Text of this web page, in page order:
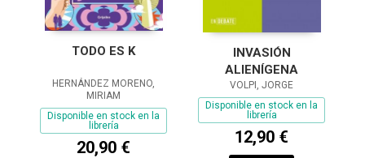
TODO ES K
HERNÁNDEZ MORENO,
MIRIAM
Disponible en stock en la
librería
20,90 €
INVASIÓN
ALIENÍGENA
VOLPI, JORGE
Disponible en stock en la
librería
12,90 €